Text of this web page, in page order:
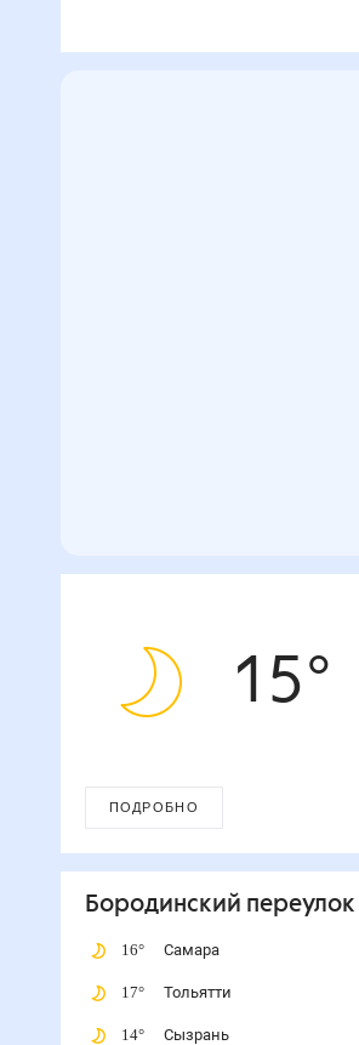
15°
ПОДРОБНО
Бородинский переулок
16° Самара
17° Тольятти
14° Сызрань